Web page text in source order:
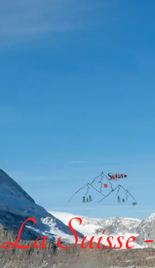
La Suisse -